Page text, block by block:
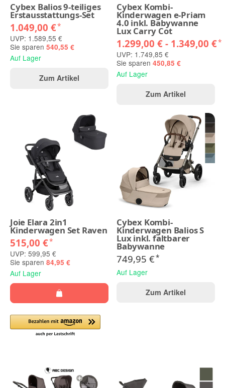
Cybex Balios 9-teiliges
Erstausstattungs-Set
1.049,00 €*
UVP: 1.589,55 €
Sie sparen 540,55 €
Auf Lager
Zum Artikel
Cybex Kombi-
Kinderwagen e-Priam
4.0 inkl. Babywanne
Lux Carry Cot
1.299,00 € - 1.349,00 €*
UVP: 1.749,85 €
Sie sparen 450,85 €
Auf Lager
Zum Artikel
Joie Elara 2in1
Kinderwagen Set Raven
515,00 €*
UVP: 599,95 €
Sie sparen 84,95 €
Auf Lager
Cybex Kombi-
Kinderwagen Balios S
Lux inkl. faltbarer
Babywanne
749,95 €*
Auf Lager
Zum Artikel